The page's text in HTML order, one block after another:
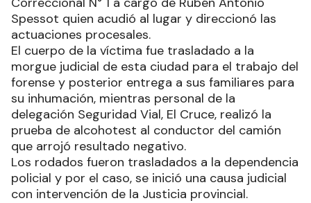
Spessot quien acudió al lugar y direccionó las
actuaciones procesales.
El cuerpo de la víctima fue trasladado a la
morgue judicial de esta ciudad para el trabajo del
forense y posterior entrega a sus familiares para
su inhumación, mientras personal de la
delegación Seguridad Vial, El Cruce, realizó la
prueba de alcohotest al conductor del camión
que arrojó resultado negativo.
Los rodados fueron trasladados a la dependencia
policial y por el caso, se inició una causa judicial
con intervención de la Justicia provincial.